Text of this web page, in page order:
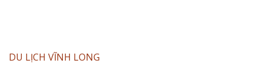
DU LỊCH VĨNH LONG